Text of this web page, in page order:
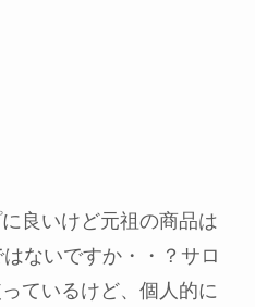
良いけど元祖の商品は
ないですか・・？サロ
ているけど、個人的に